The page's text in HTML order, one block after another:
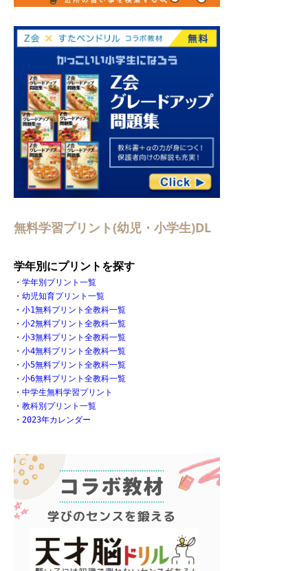
無料学習プリント(幼児・小学生)DL
学年別にプリントを探す
・ 学年別プリント一覧
・ 幼児知育プリント一覧
・ 小1無料プリント全教科一覧
・ 小2無料プリント全教科一覧
・ 小3無料プリント全教科一覧
・ 小4無料プリント全教科一覧
・ 小5無料プリント全教科一覧
・ 小6無料プリント全教科一覧
・ 中学生無料学習プリント
・ 教科別プリント一覧
・ 2023年カレンダー